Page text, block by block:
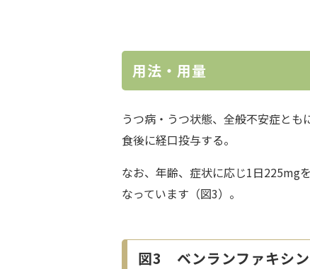
用法・用量
うつ病・うつ状態、全般不安症と
食後に経口投与する。
なお、年齢、症状に応じ1日225mg
なっています（図3）。
図3 ベンランファキシ